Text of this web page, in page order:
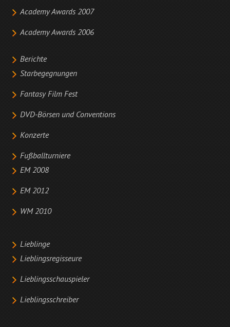
Academy Awards 2007
Academy Awards 2006
Berichte
Starbegegnungen
Fantasy Film Fest
DVD-Börsen und Conventions
Konzerte
Fußballturniere
EM 2008
EM 2012
WM 2010
Lieblinge
Lieblingsregisseure
Lieblingsschauspieler
Lieblingsschreiber